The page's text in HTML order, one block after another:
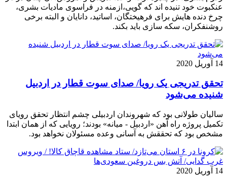
عنکبوت خود تنیده اند که گویی،ازمنه در فراسوی مادیات بشری،
چرخ دنده هایش برای فرهیختگان، اساتید، دانایان و البته برخی
روشنفکران، سکه سازی باید بکند.
14 آوریل 2020
تحقق تدریجی یک رویا/ صدای سوت قطار در اردبیل
شنیده می‌شود
سالیان طولانی بود که شهروندان اردبیلی چشم انتظار تحقق رویای
تکمیل پروژه راه آهن «اردبیل - میانه» بودند؛ رویایی که از همان ابتدا
مشخص بود که تحققش به آسانی وعده مسئولان نخواهد بود.
14 آوریل 2020